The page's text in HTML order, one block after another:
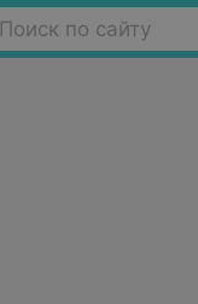
Поиск по сайту